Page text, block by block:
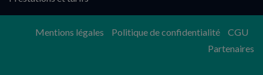
Mentions légales Politique de confidentialité
CGU
Partenaires